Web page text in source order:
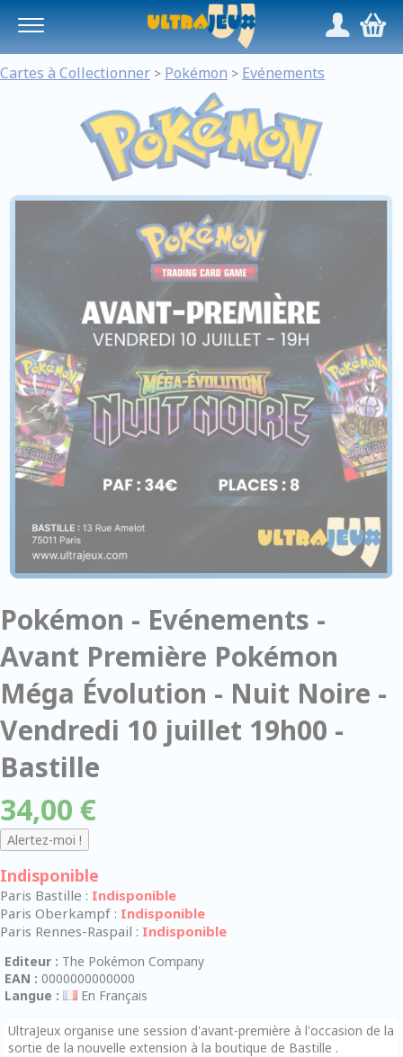
/,
Cartes à Collectionner > Pokémon > Evénements
Pokémon - Evénements -
Avant Première Pokémon
Méga Évolution - Nuit Noire -
Vendredi 10 juillet 19h00 -
Bastille
34,00 €
Indisponible
Paris Bastille : Indisponible
Paris Oberkampf : Indisponible
Paris Rennes-Raspail : Indisponible
Editeur : The Pokémon Company
EAN : 0000000000000
Langue :
En Français
UltraJeux organise une session d'avant-première à l'occasion de la
sortie de la nouvelle extension à la boutique de Bastille .